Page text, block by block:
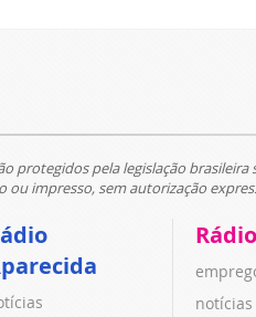
protegidos pela legislação
impresso, sem autorização
notícias